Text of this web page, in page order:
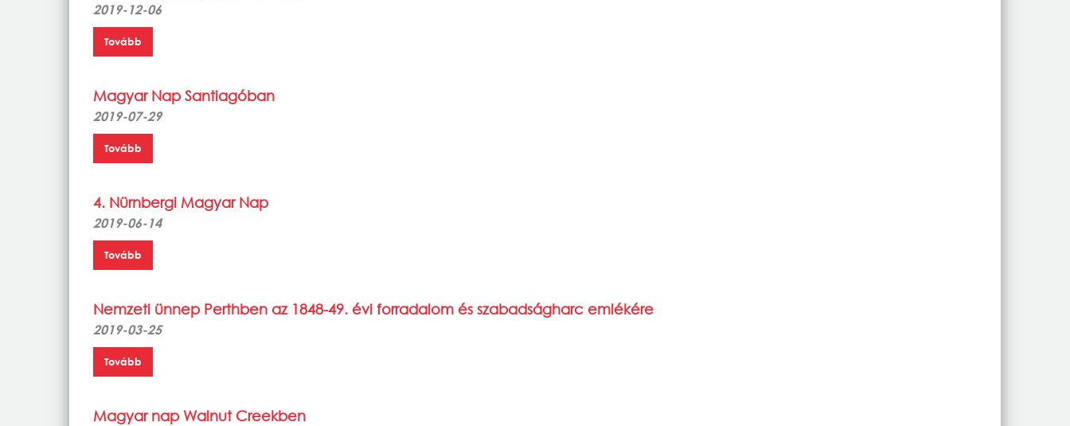
2019-12-06
Tovább
Magyar Nap Santiagóban
2019-07-29
Tovább
4. Nürnbergi Magyar Nap
2019-06-14
Tovább
Nemzeti ünnep Perthben az 1848-49. évi forradalom és szabadságharc emlékére
2019-03-25
Tovább
Magyar nap Walnut Creekben